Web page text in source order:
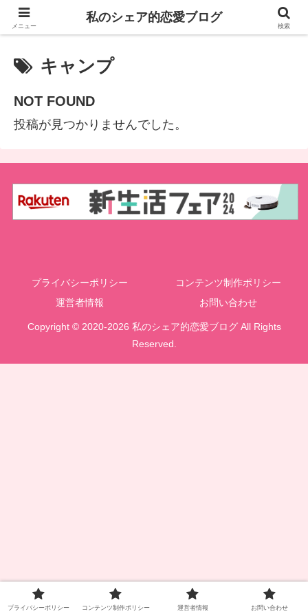
私のシェア的恋愛ブログ
キャンプ
NOT FOUND
投稿が見つかりませんでした。
プライバシーポリシー
コンテンツ制作ポリシー
運営者情報
お問い合わせ
Copyright © 2020-2026 私のシェア的恋愛ブログ All Rights
Reserved.
メニュー
私のシェア的恋愛ブログ
検索
プライバシーポリシー コンテンツ制作ポリシー 運営者情報 お問い合わせ